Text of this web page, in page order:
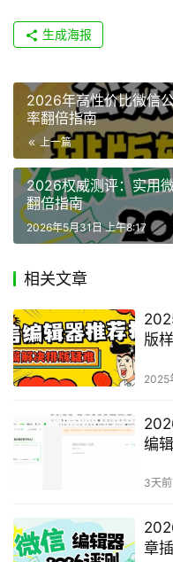
生成海报
2026年高性价比微信
率翻倍指南
上一篇
2026权威测评：实用
翻倍指南
2026年5月31日 上午8:17
相关文章
版
2025
编
3天前
章